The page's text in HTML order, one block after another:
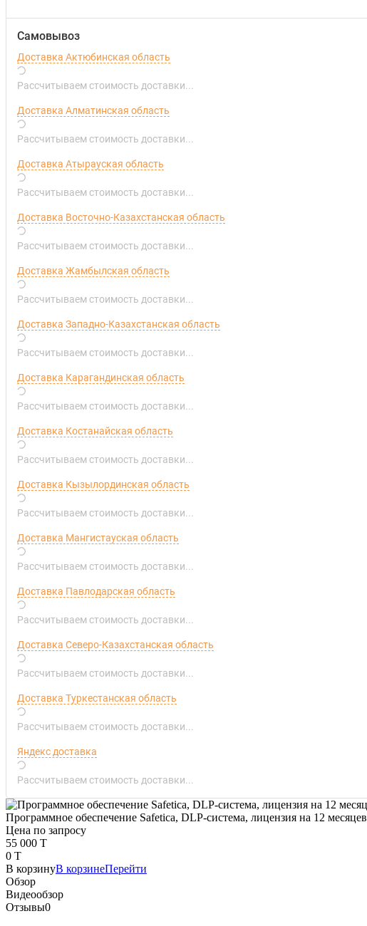
Самовывоз
Доставка Актюбинская область
Рассчитываем стоимость доставки...
Доставка Алматинская область
Рассчитываем стоимость доставки...
Доставка Атырауская область
Рассчитываем стоимость доставки...
Доставка Восточно-Казахстанская область
Рассчитываем стоимость доставки...
Доставка Жамбылская область
Рассчитываем стоимость доставки...
Доставка Западно-Казахстанская область
Рассчитываем стоимость доставки...
Доставка Карагандинская область
Рассчитываем стоимость доставки...
Доставка Костанайская область
Рассчитываем стоимость доставки...
Доставка Кызылординская область
Рассчитываем стоимость доставки...
Доставка Мангистауская область
Рассчитываем стоимость доставки...
Доставка Павлодарская область
Рассчитываем стоимость доставки...
Доставка Северо-Казахстанская область
Рассчитываем стоимость доставки...
Доставка Туркестанская область
Рассчитываем стоимость доставки...
Яндекс доставка
Рассчитываем стоимость доставки...
Программное обеспечение Safetica, DLP-система, лицензия на 12 месяцев
Цена по запросу
55 000 T
0 T
В корзинуВ корзинеПерейти
Обзор
Видеообзор
Отзывы0